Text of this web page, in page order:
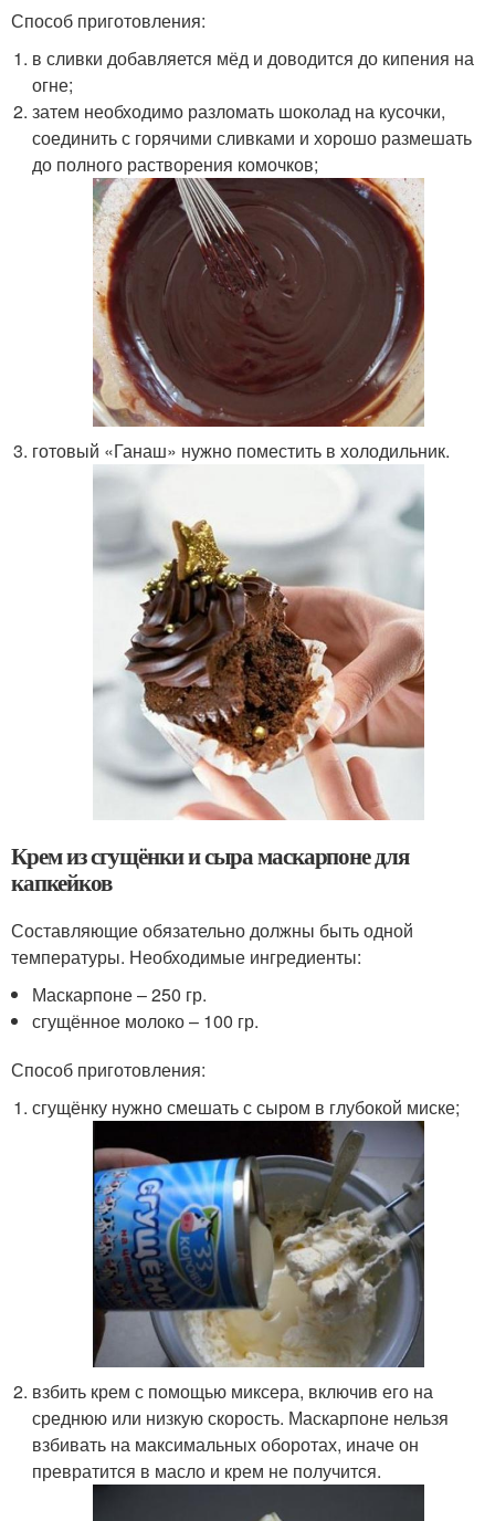
Способ приготовления:
в сливки добавляется мёд и доводится до кипения на
огне;
затем необходимо разломать шоколад на кусочки,
соединить с горячими сливками и хорошо размешать
до полного растворения комочков;
готовый «Ганаш» нужно поместить в холодильник.
Крем из сгущёнки и сыра маскарпоне для
капкейков
Составляющие обязательно должны быть одной
температуры. Необходимые ингредиенты:
Маскарпоне – 250 гр.
сгущённое молоко – 100 гр.
Способ приготовления:
сгущёнку нужно смешать с сыром в глубокой миске;
взбить крем с помощью миксера, включив его на
среднюю или низкую скорость. Маскарпоне нельзя
взбивать на максимальных оборотах, иначе он
превратится в масло и крем не получится.